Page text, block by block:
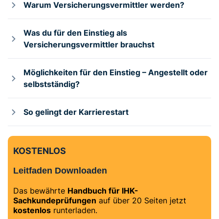
Warum Versicherungsvermittler werden?
Was du für den Einstieg als
Versicherungsvermittler brauchst
Möglichkeiten für den Einstieg – Angestellt oder
selbstständig?
So gelingt der Karrierestart
KOSTENLOS
Leitfaden Downloaden
Das bewährte Handbuch für IHK-
Sachkundeprüfungen auf über 20 Seiten jetzt
kostenlos runterladen.